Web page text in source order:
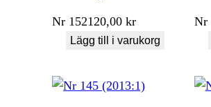
Nr 152120,00kr
Lägg till i varukorg
Nr